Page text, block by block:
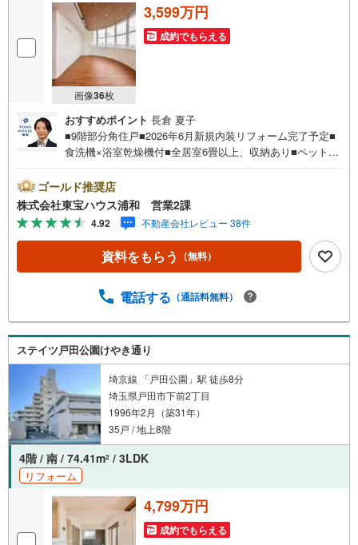
画像36枚
3,599万円
成約でもらえる
おすすめポイント 長倉 夏子
■9階部分角住戸■2026年6月新規内装リフォーム完了予定■
食洗機×浴室乾燥機付■全居室6畳以上、収納あり■ペット飼
口駅歩12分お問合せでもれなく「住宅ローン講座」プレゼ
ント！営業時間:7:00～22:00（年中無休）こちらの時間帯
はお電話でのお問い合わせがスムーズにご案内できますぜ
ひお気軽にご連絡下さい！東宝ハウスライフソリューショ
ンズグループ 東宝ハウス浦和 特別提携金利〔一例〕東
宝ハウス浦和の住宅ローン■変動金利全期間引下げプラン⇒
金利1.275％の比較借入金4000万円返済期間35年の総返済
あります）◇TOHO HOUSE CLUBで生涯の安心をお届け◇
東宝ハウスのライフパートナーが直接ご対応ライフプラン
ニング、かけ…
ゴールド推奨店
株式会社東宝ハウス浦和 営業2課
4.92 不動産会社レビュー 38件
資料をもらう （無料）
電話する （通話料無料）
ステイツ戸田公園けやき通り
埼京線 「戸田公園」駅 徒歩8分
埼玉県戸田市下前2丁目
1996年2月（築31年）
35戸 / 地上8階
4階 / 南 / 74.41m2 / 3LDK
リフォーム
4,799万円
成約でもらえる